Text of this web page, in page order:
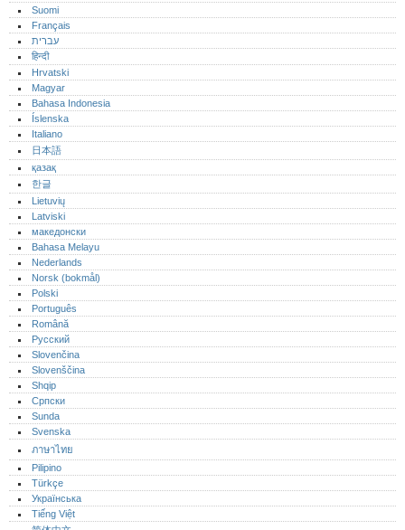
Suomi
Français
עברית
हिन्दी
Hrvatski
Magyar
Bahasa Indonesia
Íslenska
Italiano
日本語
қазақ
한글
Lietuvių
Latviski
македонски
Bahasa Melayu
Nederlands
Norsk (bokmål)‎
Polski
Português‎
Română
Русский
Slovenčina
Slovenščina
Shqip
Српски
Sunda
Svenska
ภาษาไทย
Pilipino
Türkçe
Українська
Tiếng Việt